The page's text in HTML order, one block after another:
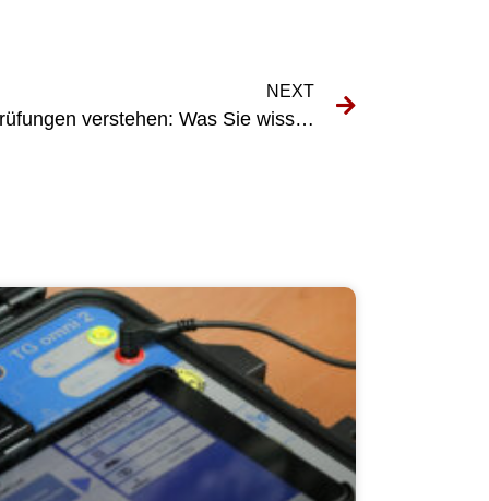
NEXT
Die Kosten von DGUV 70-Prüfungen verstehen: Was Sie wissen müssen